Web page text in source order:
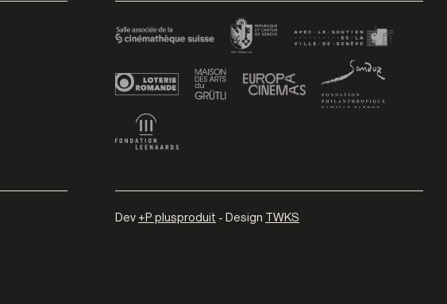
Dev +P plusproduit - Design TWKS